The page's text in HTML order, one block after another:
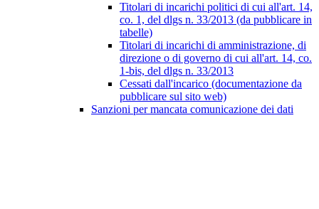
Titolari di incarichi politici di cui all'art. 14,
co. 1, del dlgs n. 33/2013 (da pubblicare in
tabelle)
Titolari di incarichi di amministrazione, di
direzione o di governo di cui all'art. 14, co.
1-bis, del dlgs n. 33/2013
Cessati dall'incarico (documentazione da
pubblicare sul sito web)
Sanzioni per mancata comunicazione dei dati